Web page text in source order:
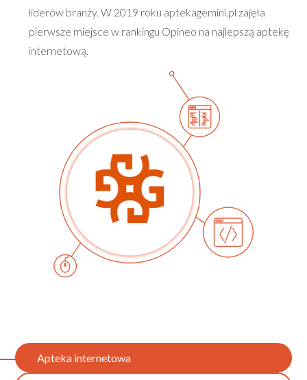
liderów branży. W 2019 roku aptekagemini.pl zajęła
pierwsze miejsce w rankingu Opineo na najlepszą aptekę
internetową.
Apteka internetowa